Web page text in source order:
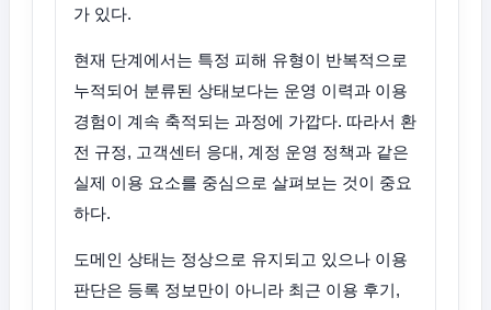
가 있다.
현재 단계에서는 특정 피해 유형이 반복적으로
누적되어 분류된 상태보다는 운영 이력과 이용
경험이 계속 축적되는 과정에 가깝다. 따라서 환
전 규정, 고객센터 응대, 계정 운영 정책과 같은
실제 이용 요소를 중심으로 살펴보는 것이 중요
하다.
도메인 상태는 정상으로 유지되고 있으나 이용
판단은 등록 정보만이 아니라 최근 이용 후기,